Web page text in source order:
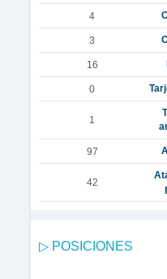
4
3
16
0
1
97
42
▷ POSICIONES